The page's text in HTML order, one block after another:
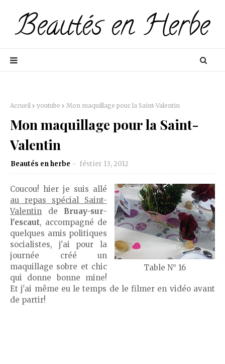
Accueil youtube Mon maquillage pour la Saint-Valentin
Mon maquillage pour la Saint-
Valentin
Beautés en herbe février 13, 2012
Table N° 16
Coucou! hier je suis allé
au repas spécial Saint-
Valentin de Bruay-sur-
l'escaut, accompagné de
quelques amis politiques
socialistes, j'ai pour la
journée créé un
maquillage sobre et chic
qui donne bonne mine!
Et j'ai même eu le temps de le filmer en vidéo avant
de partir!